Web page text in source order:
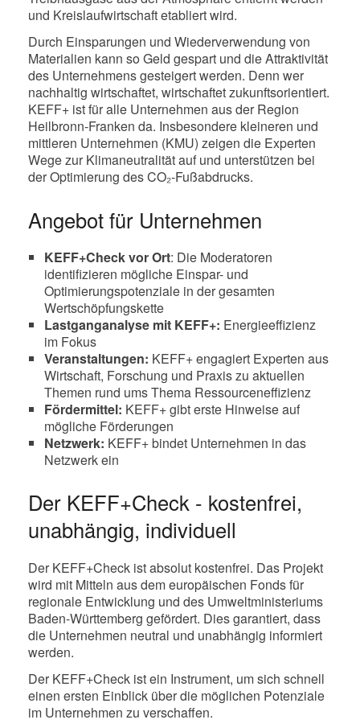
und Kreislaufwirtschaft etabliert wird.
Durch Einsparungen und Wiederverwendung von
Materialien kann so Geld gespart und die Attraktivität
des Unternehmens gesteigert werden. Denn wer
nachhaltig wirtschaftet, wirtschaftet zukunftsorientiert.
KEFF+ ist für alle Unternehmen aus der Region
Heilbronn-Franken da. Insbesondere kleineren und
mittleren Unternehmen (KMU) zeigen die Experten
Wege zur Klimaneutralität auf und unterstützen bei
der Optimierung des CO₂-Fußabdrucks.
Angebot für Unternehmen
KEFF+Check vor Ort: Die Moderatoren
identifizieren mögliche Einspar- und
Optimierungspotenziale in der gesamten
Wertschöpfungskette
Lastganganalyse mit KEFF+: Energieeffizienz
im Fokus
Veranstaltungen: KEFF+ engagiert Experten aus
Wirtschaft, Forschung und Praxis zu aktuellen
Themen rund ums Thema Ressourceneffizienz
Fördermittel: KEFF+ gibt erste Hinweise auf
mögliche Förderungen
Netzwerk: KEFF+ bindet Unternehmen in das
Netzwerk ein
Der KEFF+Check - kostenfrei,
unabhängig, individuell
Der KEFF+Check ist absolut kostenfrei. Das Projekt
wird mit Mitteln aus dem europäischen Fonds für
regionale Entwicklung und des Umweltministeriums
Baden-Württemberg gefördert. Dies garantiert, dass
die Unternehmen neutral und unabhängig informiert
werden.
Der KEFF+Check ist ein Instrument, um sich schnell
einen ersten Einblick über die möglichen Potenziale
im Unternehmen zu verschaffen.